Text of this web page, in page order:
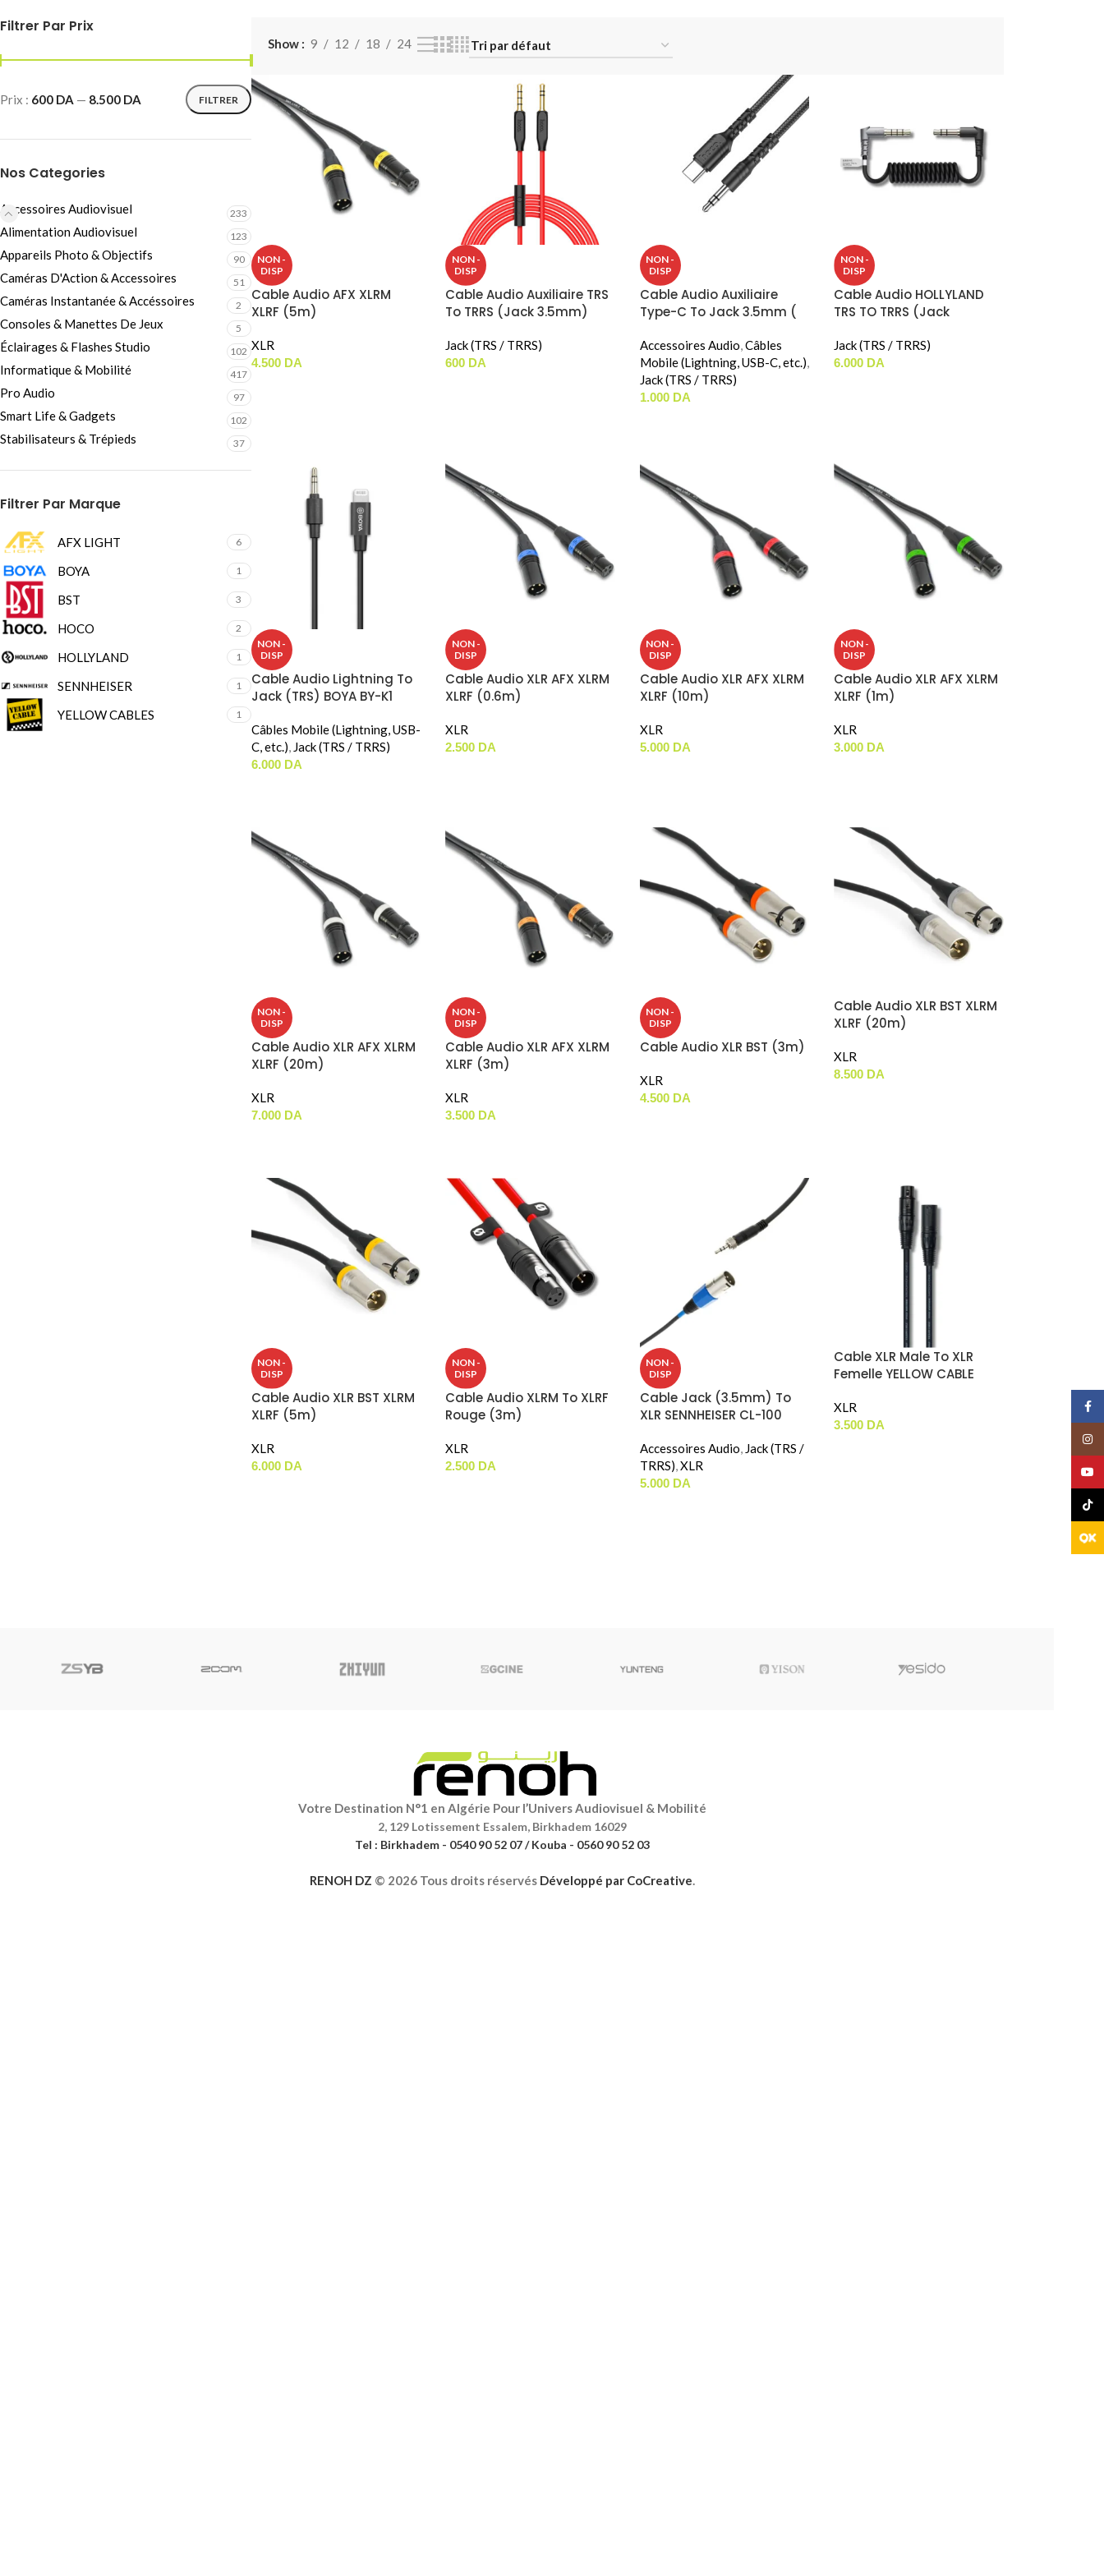
Filtrer Par Prix
FILTRER
Prix : 600 DA — 8.500 DA
Nos Categories
Accessoires Audiovisuel 233
Alimentation Audiovisuel 123
Appareils Photo & Objectifs 90
Caméras D'Action & Accessoires 51
Caméras Instantanée & Accéssoires 2
Consoles & Manettes De Jeux 5
Éclairages & Flashes Studio 102
Informatique & Mobilité 417
Pro Audio 97
Smart Life & Gadgets 102
Stabilisateurs & Trépieds 37
Filtrer Par Marque
AFX LIGHT 6
BOYA 1
BST 3
HOCO 2
HOLLYLAND 1
SENNHEISER 1
YELLOW CABLES 1
Show 9 12 18 24
NON -
DISP
Cable Audio AFX XLRM
XLRF (5m)
XLR
4.500 DA
NON -
DISP
Cable Audio Auxiliaire TRS
To TRRS (Jack 3.5mm)
Jack (TRS / TRRS)
600 DA
NON -
DISP
Cable Audio Auxiliaire
Type-C To Jack 3.5mm (
Accessoires Audio,Câbles
Mobile (Lightning, USB-C, etc.),
Jack (TRS / TRRS)
1.000 DA
NON -
DISP
Cable Audio HOLLYLAND
TRS TO TRRS (Jack
Jack (TRS / TRRS)
6.000 DA
NON -
DISP
Cable Audio Lightning To
Jack (TRS) BOYA BY-K1
Câbles Mobile (Lightning, USB-
C, etc.), Jack (TRS / TRRS)
6.000 DA
NON -
DISP
Cable Audio XLR AFX XLRM
XLRF (0.6m)
XLR
2.500 DA
NON -
DISP
Cable Audio XLR AFX XLRM
XLRF (10m)
XLR
5.000 DA
NON -
DISP
Cable Audio XLR AFX XLRM
XLRF (1m)
XLR
3.000 DA
NON -
DISP
Cable Audio XLR AFX XLRM
XLRF (20m)
XLR
7.000 DA
NON -
DISP
Cable Audio XLR AFX XLRM
XLRF (3m)
XLR
3.500 DA
NON -
DISP
Cable Audio XLR BST (3m)
XLR
4.500 DA
Cable Audio XLR BST XLRM
XLRF (20m)
XLR
8.500 DA
NON -
DISP
Cable Audio XLR BST XLRM
XLRF (5m)
XLR
6.000 DA
NON -
DISP
Cable Audio XLRM To XLRF
Rouge (3m)
XLR
2.500 DA
NON -
DISP
Cable Jack (3.5mm) To
XLR SENNHEISER CL-100
Accessoires Audio Jack (TRS /
TRRS) XLR
5.000 DA
Cable XLR Male To XLR
Femelle YELLOW CABLE
XLR
3.500 DA
Votre Destination N°1 en Algérie Pour l’Univers Audiovisuel & Mobilité
2, 129 Lotissement Essalem, Birkhadem 16029
Tel : Birkhadem - 0540 90 52 07 / Kouba - 0560 90 52 03
RENOH DZ © 2026 Tous droits réservés Développé par CoCreative